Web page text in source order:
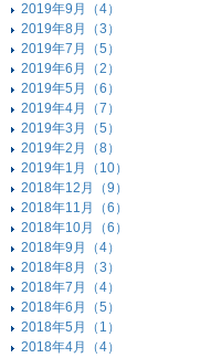
2019年9月（4）
2019年8月（3）
2019年7月（5）
2019年6月（2）
2019年5月（6）
2019年4月（7）
2019年3月（5）
2019年2月（8）
2019年1月（10）
2018年12月（9）
2018年11月（6）
2018年10月（6）
2018年9月（4）
2018年8月（3）
2018年7月（4）
2018年6月（5）
2018年5月（1）
2018年4月（4）